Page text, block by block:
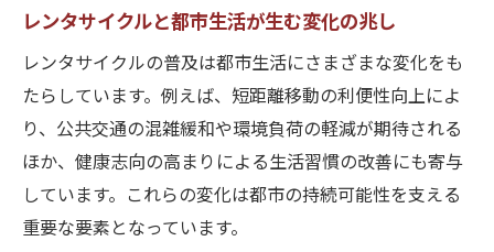
働き方の多様化とレンタサイクル活用の接
点
現代社会を映すレンタサイクルの魅力再発見
レンタサイクルが生み出す現代社会の新た
な価値
都市の日常を彩るレンタサイクルの魅力に
迫る
レンタサイクルと都市生活が生む変化の兆し
レンタサイクルの普及は都市生活にさまざまな変化をも
たらしています。例えば、短距離移動の利便性向上によ
り、公共交通の混雑緩和や環境負荷の軽減が期待される
ほか、健康志向の高まりによる生活習慣の改善にも寄与
しています。これらの変化は都市の持続可能性を支える
重要な要素となっています。